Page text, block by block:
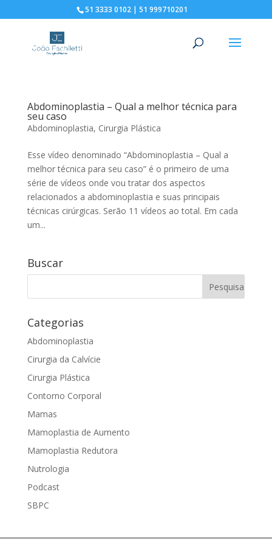
51 3333 0102 | 51 999710201
Abdominoplastia – Qual a melhor técnica para
seu caso
Abdominoplastia, Cirurgia Plástica
Esse vídeo denominado “Abdominoplastia – Qual a
melhor técnica para seu caso” é o primeiro de uma
série de vídeos onde vou tratar dos aspectos
relacionados a abdominoplastia e suas principais
técnicas cirúrgicas. Serão 11 vídeos ao total. Em cada
um...
Buscar
Categorias
Abdominoplastia
Cirurgia da Calvície
Cirurgia Plástica
Contorno Corporal
Mamas
Mamoplastia de Aumento
Mamoplastia Redutora
Nutrologia
Podcast
SBPC